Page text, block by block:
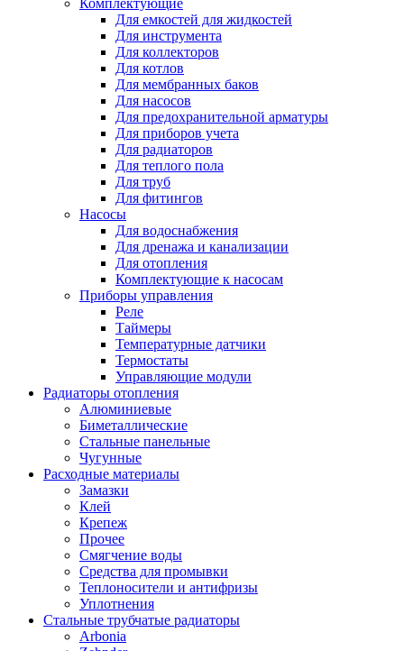
Комплектующие
Для емкостей для жидкостей
Для инструмента
Для коллекторов
Для котлов
Для мембранных баков
Для насосов
Для предохранительной арматуры
Для приборов учета
Для радиаторов
Для теплого пола
Для труб
Для фитингов
Насосы
Для водоснабжения
Для дренажа и канализации
Для отопления
Комплектующие к насосам
Приборы управления
Реле
Таймеры
Температурные датчики
Термостаты
Управляющие модули
Радиаторы отопления
Алюминиевые
Биметаллические
Стальные панельные
Чугунные
Расходные материалы
Замазки
Клей
Крепеж
Прочее
Смягчение воды
Средства для промывки
Теплоносители и антифризы
Уплотнения
Стальные трубчатые радиаторы
Arbonia